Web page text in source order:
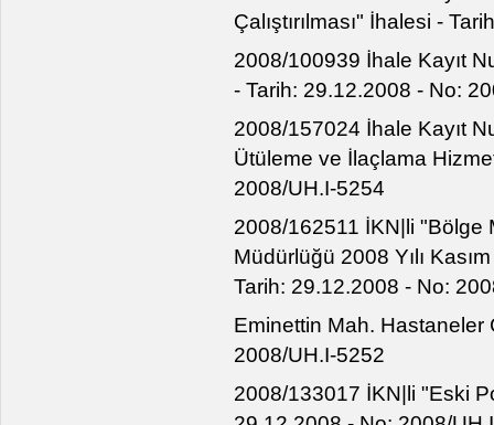
Çalıştırılması" İhalesi -
2008/100939 İhale Kayıt
- Tarih: 29.12.2008 - No:
2008/157024 İhale Kayıt
Ütüleme ve İlaçlama
2008/UH.I-5254
2008/162511 İKN|li "Bölge
Müdürlüğü 2008 Yılı
Tarih: 29.12.2008 - No:
Eminettin Mah. Hastaneler
2008/UH.I-5252
2008/133017 İKN|li "Eski